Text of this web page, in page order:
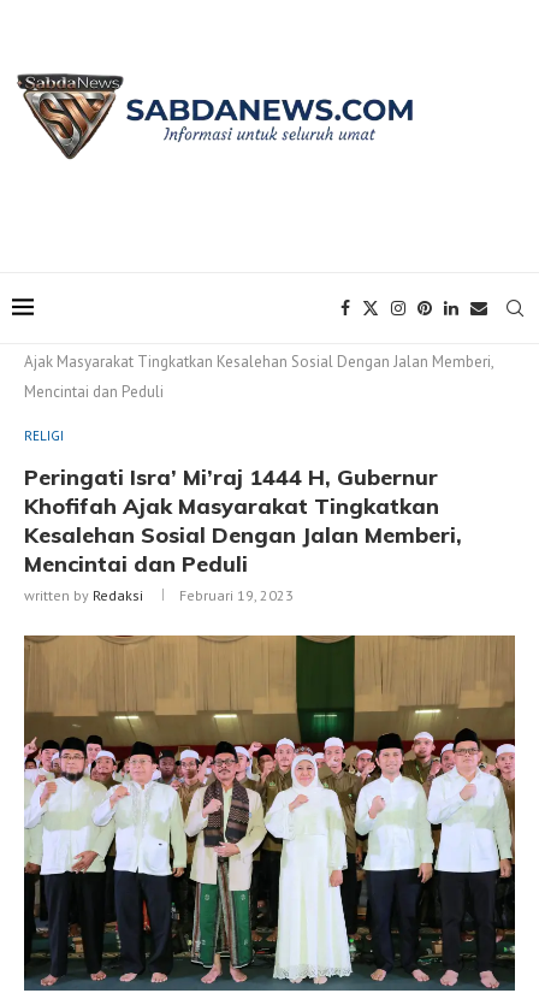
Ajak Masyarakat Tingkatkan Kesalehan Sosial Dengan Jalan Memberi,
Mencintai dan Peduli
RELIGI
Peringati Isra’ Mi’raj 1444 H, Gubernur
Khofifah Ajak Masyarakat Tingkatkan
Kesalehan Sosial Dengan Jalan Memberi,
Mencintai dan Peduli
written by Redaksi Februari 19, 2023